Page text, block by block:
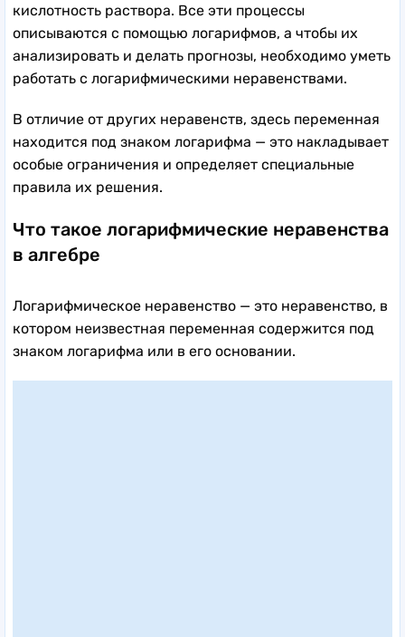
кислотность раствора. Все эти процессы
описываются с помощью логарифмов, а чтобы их
анализировать и делать прогнозы, необходимо уметь
работать с логарифмическими неравенствами.
В отличие от других неравенств, здесь переменная
находится под знаком логарифма — это накладывает
особые ограничения и определяет специальные
правила их решения.
Что такое логарифмические неравенства
в алгебре
Логарифмическое неравенство — это неравенство, в
котором неизвестная переменная содержится под
знаком логарифма или в его основании.